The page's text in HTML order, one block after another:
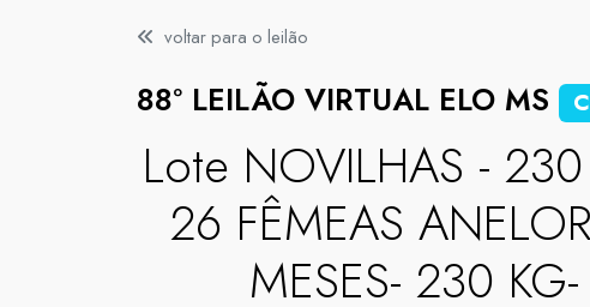
voltar para o leilão
88º LEILÃO VIRTUAL ELO MS
Lote NOVILHAS -
26 FÊMEAS
MESES- 230